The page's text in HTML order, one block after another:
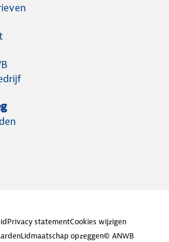
Privacy statementCookies wijzigen
Lidmaatschap opzeggen© ANWB